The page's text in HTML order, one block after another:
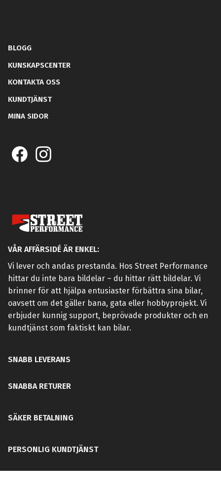
BLOGG
KUNSKAPSCENTER
KONTAKTA OSS
KUNDTJÄNST
MINA SIDOR
VÅR AFFÄRSIDÉ ÄR ENKEL:
Vi lever och andas prestanda. Hos Street Performance
hittar du inte bara bildelar – du hittar rätt bildelar. Vi
brinner för att hjälpa entusiaster förbättra sina bilar,
oavsett om det gäller bana, gata eller hobbyprojekt. Vi
erbjuder kunnig support, beprövade produkter och en
kundtjänst som faktiskt kan bilar.
SNABB LEVERANS
SNABBA RETURER
SÄKER BETALNING
PERSONLIG KUNDTJÄNST